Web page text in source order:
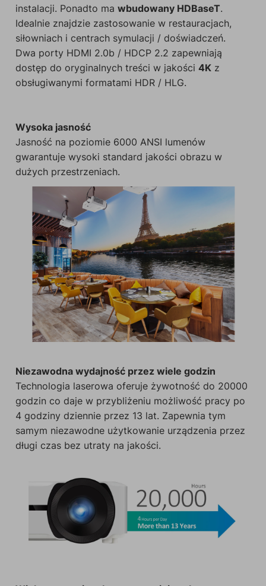
instalacji. Ponadto ma wbudowany HDBaseT.
Idealnie znajdzie zastosowanie w restauracjach,
siłowniach i centrach symulacji / doświadczeń.
Dwa porty HDMI 2.0b / HDCP 2.2 zapewniają
dostęp do oryginalnych treści w jakości 4K z
obsługiwanymi formatami HDR / HLG.
Wysoka jasność
Jasność na poziomie 6000 ANSI lumenów
gwarantuje wysoki standard jakości obrazu w
dużych przestrzeniach.
Niezawodna wydajność przez wiele godzin
Technologia laserowa oferuje żywotność do 20000
godzin co daje w przybliżeniu możliwość pracy po
4 godziny dziennie przez 13 lat. Zapewnia tym
samym niezawodne użytkowanie urządzenia przez
długi czas bez utraty na jakości.